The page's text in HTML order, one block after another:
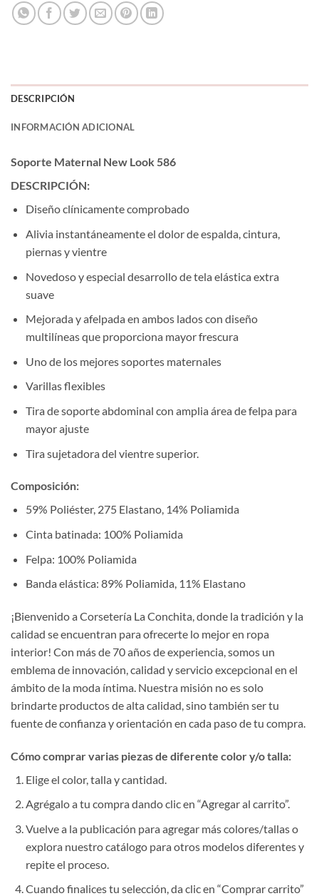
DESCRIPCIÓN
INFORMACIÓN ADICIONAL
Soporte Maternal New Look 586
DESCRIPCIÓN:
Diseño clínicamente comprobado
Alivia instantáneamente el dolor de espalda, cintura,
piernas y vientre
Novedoso y especial desarrollo de tela elástica extra
suave
Mejorada y afelpada en ambos lados con diseño
multilíneas que proporciona mayor frescura
Uno de los mejores soportes maternales
Varillas flexibles
Tira de soporte abdominal con amplia área de felpa para
mayor ajuste
Tira sujetadora del vientre superior.
Composición:
59% Poliéster, 275 Elastano, 14% Poliamida
Cinta batinada: 100% Poliamida
Felpa: 100% Poliamida
Banda elástica: 89% Poliamida, 11% Elastano
¡Bienvenido a Corsetería La Conchita, donde la tradición y la
calidad se encuentran para ofrecerte lo mejor en ropa
interior! Con más de 70 años de experiencia, somos un
emblema de innovación, calidad y servicio excepcional en el
ámbito de la moda íntima. Nuestra misión no es solo
brindarte productos de alta calidad, sino también ser tu
fuente de confianza y orientación en cada paso de tu compra.
Cómo comprar varias piezas de diferente color y/o talla:
Elige el color, talla y cantidad.
Agrégalo a tu compra dando clic en “Agregar al carrito”.
Vuelve a la publicación para agregar más colores/tallas o
explora nuestro catálogo para otros modelos diferentes y
repite el proceso.
Cuando finalices tu selección, da clic en “Comprar carrito”